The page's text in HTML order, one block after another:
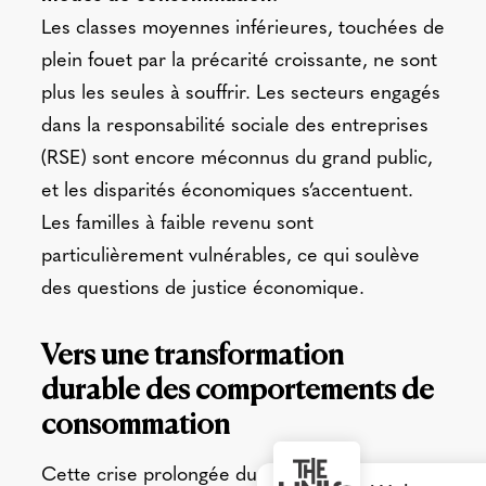
Les classes moyennes inférieures, touchées de
plein fouet par la précarité croissante, ne sont
plus les seules à souffrir. Les secteurs engagés
dans la responsabilité sociale des entreprises
(RSE) sont encore méconnus du grand public,
et les disparités économiques s’accentuent.
Les familles à faible revenu sont
particulièrement vulnérables, ce qui soulève
des questions de justice économique.
Vers une transformation
durable des comportements de
consommation
Cette crise prolongée du pouvoir d’achat